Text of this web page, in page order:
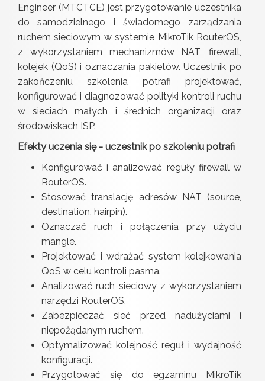
Engineer (MTCTCE) jest przygotowanie uczestnika
do samodzielnego i świadomego zarządzania
ruchem sieciowym w systemie MikroTik RouterOS,
z wykorzystaniem mechanizmów NAT, firewall,
kolejek (QoS) i oznaczania pakietów. Uczestnik po
zakończeniu szkolenia potrafi projektować,
konfigurować i diagnozować polityki kontroli ruchu
w sieciach małych i średnich organizacji oraz
środowiskach ISP.
Efekty uczenia się - uczestnik po szkoleniu potrafi
Konfigurować i analizować reguły firewall w
RouterOS.
Stosować translację adresów NAT (source,
destination, hairpin).
Oznaczać ruch i połączenia przy użyciu
mangle.
Projektować i wdrażać system kolejkowania
QoS w celu kontroli pasma.
Analizować ruch sieciowy z wykorzystaniem
narzędzi RouterOS.
Zabezpieczać sieć przed nadużyciami i
niepożądanym ruchem.
Optymalizować kolejność reguł i wydajność
konfiguracji.
Przygotować się do egzaminu MikroTik